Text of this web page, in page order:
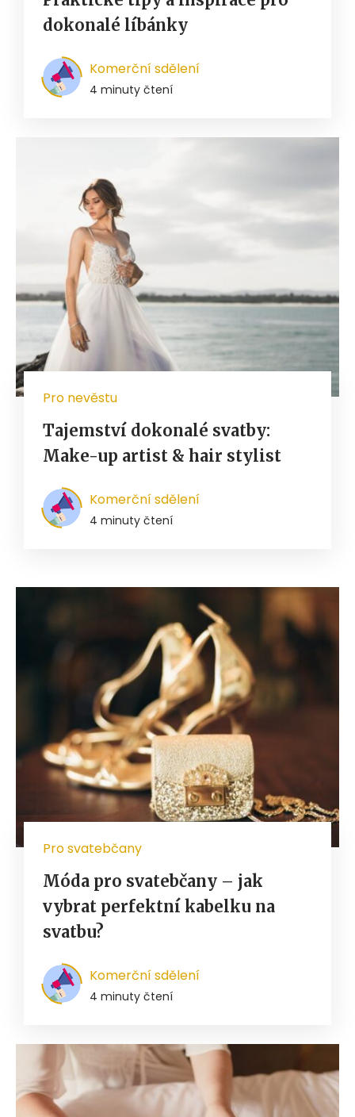
dokonalé líbánky
Komerční sdělení
4 minuty čtení
Pro nevěstu
Tajemství dokonalé svatby:
Make-up artist & hair stylist
Komerční sdělení
4 minuty čtení
Pro svatebčany
Móda pro svatebčany – jak
vybrat perfektní kabelku na
svatbu?
Komerční sdělení
4 minuty čtení